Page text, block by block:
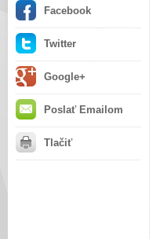
Facebook
Twitter
Google+
Poslať Emailom
Tlačiť